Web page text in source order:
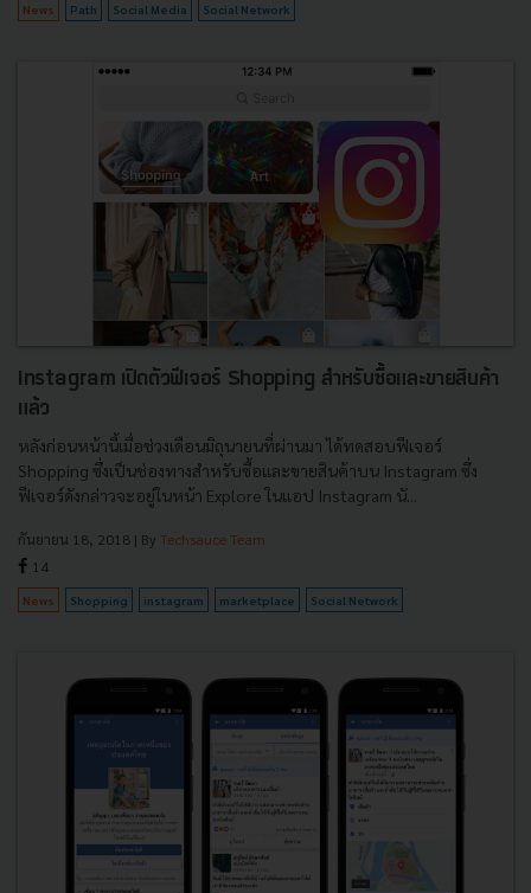
News Path Social Media Social Network
Instagram เปิดตัวฟีเจอร์ Shopping สำหรับซื้อและขายสินค้า
แล้ว
หลังก่อนหน้านี้เมื่อช่วงเดือนมิถุนายนที่ผ่านมา ได้ทดสอบฟีเจอร์
Shopping ซึ่งเป็นช่องทางสำหรับซื้อและขายสินค้าบน Instagram ซึ่ง
ฟีเจอร์ดังกล่าวจะอยู่ในหน้า Explore ในแอป Instagram นั...
กันยายน 18, 2018 | By Techsauce Team
14
News Shopping instagram marketplace Social Network